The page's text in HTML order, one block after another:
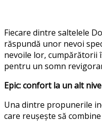
Fiecare dintre saltelele
răspundă unor nevoi
nevoile lor, cumpărătorii
pentru un somn
Epic: confort la un alt
Una dintre propunerile
care reușește să